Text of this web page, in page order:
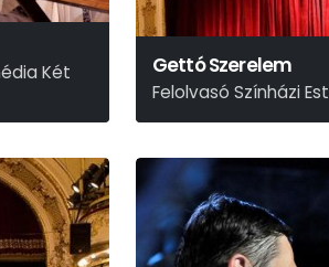
Két
Gettó Szerelem
Felolvasó Színházi Est
Réczei Tamás